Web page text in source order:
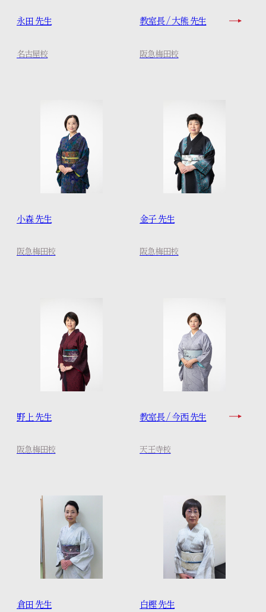
永田 先生
名古屋校
教室長 / 大熊 先生
阪急梅田校
小森 先生
阪急梅田校
金子 先生
阪急梅田校
野上 先生
阪急梅田校
教室長 / 今西 先生
天王寺校
倉田 先生 白樫 先生